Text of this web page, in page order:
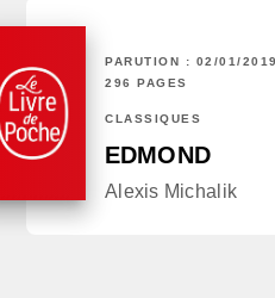
PARUTION : 02/01/2019
296 PAGES
CLASSIQUES
EDMOND
Alexis Michalik